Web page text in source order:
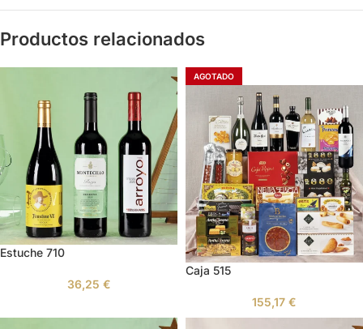
Productos relacionados
Estuche 710
36,25 €
AGOTADO
Caja 515
155,17 €